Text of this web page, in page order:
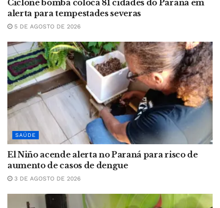
Ciclone bomba coloca 81 cidades do Paraná em
alerta para tempestades severas
5 DE AGOSTO DE 2026
SAÚDE
El Niño acende alerta no Paraná para risco de
aumento de casos de dengue
3 DE AGOSTO DE 2026